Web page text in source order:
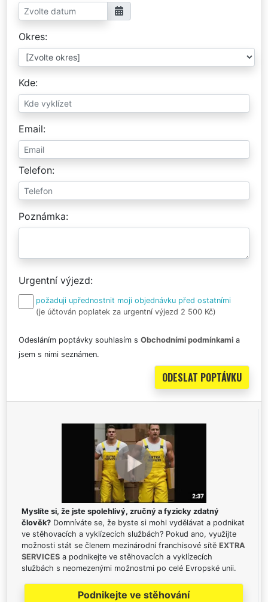
Okres
Kde
Email
Telefon
Poznámka
Urgentní výjezd
požaduji upřednostnit moji objednávku před ostatními
(je účtován poplatek za urgentní výjezd 2 500 Kč)
Odesláním poptávky souhlasím s Obchodními podmínkami a
jsem s nimi seznámen.
Myslíte si, že jste spolehlivý, zručný a fyzicky zdatný
člověk? Domníváte se, že byste si mohl vydělávat a podnikat
ve stěhovacích a vyklízecích službách? Pokud ano, využijte
možnosti stát se členem mezinárodní franchisové sítě EXTRA
SERVICES a podnikejte ve stěhovacích a vyklízecích
službách s neomezenými možnostmi po celé Evropské unii.
Podnikejte ve stěhování